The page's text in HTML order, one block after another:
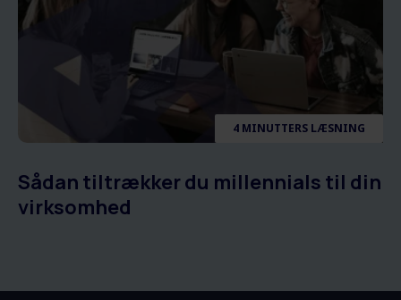
4 MINUTTERS LÆSNING
Sådan tiltrækker du millennials til din
virksomhed